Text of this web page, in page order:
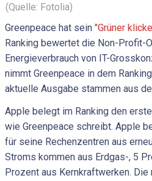
(Quelle: Fotolia)
Greenpeace hat sein "Grüner
Ranking bewertet die Non-Profit-
Energieverbrauch von IT-
nimmt Greenpeace in dem
aktuelle Ausgabe stammen aus
Apple belegt im Ranking den
wie Greenpeace schreibt. Apple
für seine Rechenzentren aus
Stroms kommen aus Erdgas-, 5
Prozent aus Kernkraftwerken.